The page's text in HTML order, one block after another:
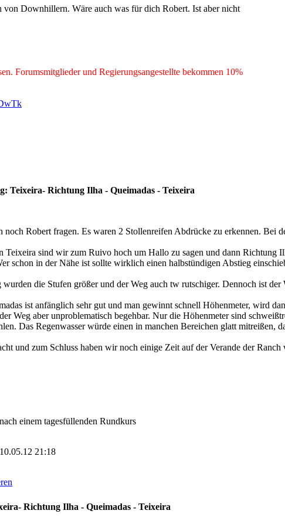
von Downhillern. Wäre auch was für dich Robert. Ist aber nicht
Forumsmitglieder und Regierungsangestellte bekommen 10%
Teixeira- Richtung Ilha - Queimadas - Teixeira
noch Robert fragen. Es waren 2 Stollenreifen Abdrücke zu erkennen. Bei
Teixeira sind wir zum Ruivo hoch um Hallo zu sagen und dann Richtung
schon in der Nähe ist sollte wirklich einen halbstündigen Abstieg
wurden die Stufen größer und der Weg auch tw rutschiger. Dennoch ist
ist anfänglich sehr gut und man gewinnt schnell Höhenmeter, wird
Weg aber unproblematisch begehbar. Nur die Höhenmeter sind
Das Regenwasser würde einen in manchen Bereichen glatt mitreißen,
und zum Schluss haben wir noch einige Zeit auf der Verande der
einem tagesfüllenden Rundkurs
21:18
Richtung Ilha - Queimadas - Teixeira